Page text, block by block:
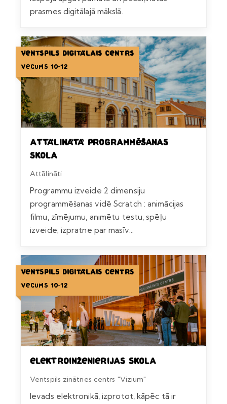
prasmes digitālajā mākslā.
Ventspils Digitālais centrs
Vecums 10-12
Attālinātā programmēšanas
skola
Attālināti
Programmu izveide 2 dimensiju
programmēšanas vidē Scratch : animācijas
filmu, zīmējumu, animētu testu, spēļu
izveide; izpratne par masīv...
Ventspils Digitālais centrs
Vecums 10-12
Elektroinženierijas skola
Ventspils zinātnes centrs "Vizium"
Ievads elektronikā, izprotot, kāpēc tā ir